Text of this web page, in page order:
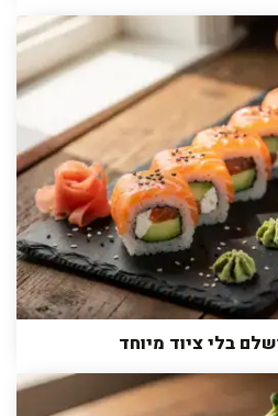
בלי ציוד מיוחד